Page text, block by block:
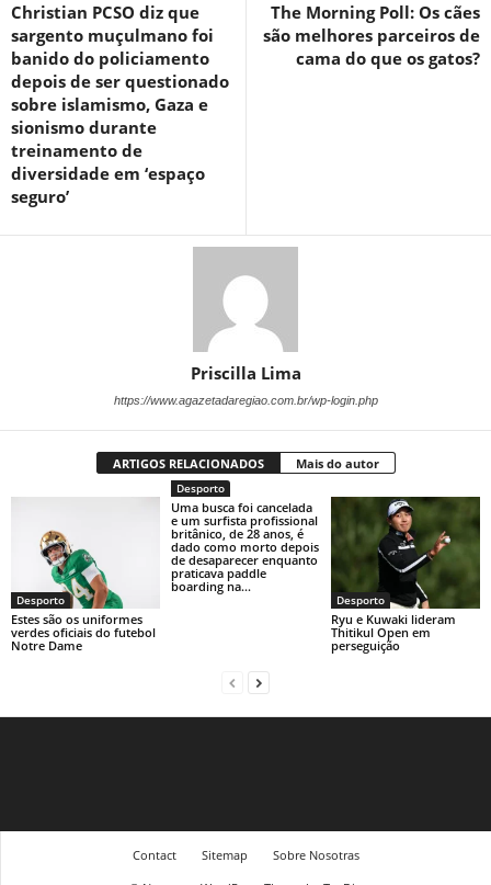
Christian PCSO diz que
sargento muçulmano foi
banido do policiamento
depois de ser questionado
sobre islamismo, Gaza e
sionismo durante
treinamento de
diversidade em ‘espaço
seguro’
The Morning Poll: Os cães
são melhores parceiros de
cama do que os gatos?
Priscilla Lima
https://www.agazetadaregiao.com.br/wp-login.php
ARTIGOS RELACIONADOS Mais do autor
Desporto
Estes são os uniformes
verdes oficiais do futebol
Notre Dame
Desporto
Uma busca foi cancelada
e um surfista profissional
britânico, de 28 anos, é
dado como morto depois
de desaparecer enquanto
praticava paddle
boarding na...
Desporto
Ryu e Kuwaki lideram
Thitikul Open em
perseguição
Contact Sitemap
Sobre Nosotras